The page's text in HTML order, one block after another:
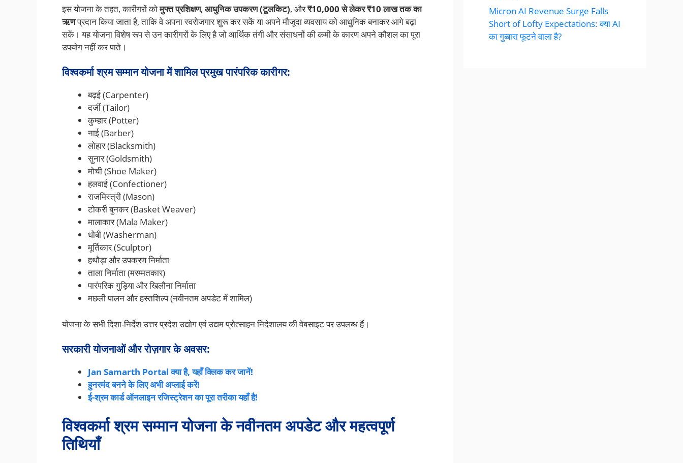
इस योजना के तहत, कारीगरों कोमुफ्त प्रशिक्षण, आधुनिक उपकरण (टूलकिट), और₹10,000 से लेकर ₹10 लाख तक का
ऋणप्रदान किया जाता है, ताकि वे अपना स्वरोजगार शुरू कर सकें या अपने मौजूदा व्यवसाय को आधुनिक बनाकर आगे बढ़ा
सकें। यह योजना विशेष रूप से उन कारीगरों के लिए है जो आर्थिक तंगी और संसाधनों की कमी के कारण अपने कौशल का पूरा
उपयोग नहीं कर पाते।
विश्वकर्मा श्रम सम्मान योजनामें शामिल प्रमुख पारंपरिक कारीगर:
बढ़ई (Carpenter)
दर्जी (Tailor)
कुम्हार (Potter)
नाई (Barber)
लोहार (Blacksmith)
सुनार (Goldsmith)
मोची (Shoe Maker)
हलवाई (Confectioner)
राजमिस्त्री (Mason)
टोकरी बुनकर (Basket Weaver)
मालाकार (Mala Maker)
धोबी (Washerman)
मूर्तिकार (Sculptor)
हथौड़ा और उपकरण निर्माता
ताला निर्माता (मरम्मतकार)
पारंपरिक गुड़िया और खिलौना निर्माता
मछली पालन और हस्तशिल्प (नवीनतम अपडेट में शामिल)
योजना के सभी दिशा-निर्देश उत्तर प्रदेश उद्योग एवं उद्यम प्रोत्साहन निदेशालय की वेबसाइट पर उपलब्ध हैं।
सरकारी योजनाओं और रोज़गार के अवसर:
Jan Samarth Portal क्या है, यहाँ क्लिक कर जानें!
हुनरमंद बनने के लिए अभी अप्लाई करें!
ई-श्रम कार्ड ऑनलाइन रजिस्ट्रेशन का पूरा तरीका यहाँ है!
विश्वकर्मा श्रम सम्मान योजनाके नवीनतम अपडेट और महत्वपूर्ण
तिथियाँ
Micron AI Revenue Surge Falls
Short of Lofty Expectations: क्या AI
का गुब्बारा फूटने वाला है?